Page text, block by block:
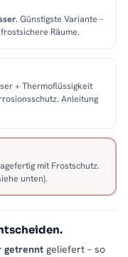
. Günstigste Variante –
Räume.
+ Thermoflüssigkeit
Anleitung
mit Frostschutz.
unten).
getrennt geliefert – so